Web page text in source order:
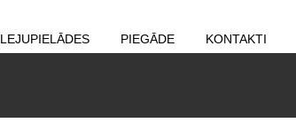
LEJUPIELĀDES PIEGĀDE KONTAKTI